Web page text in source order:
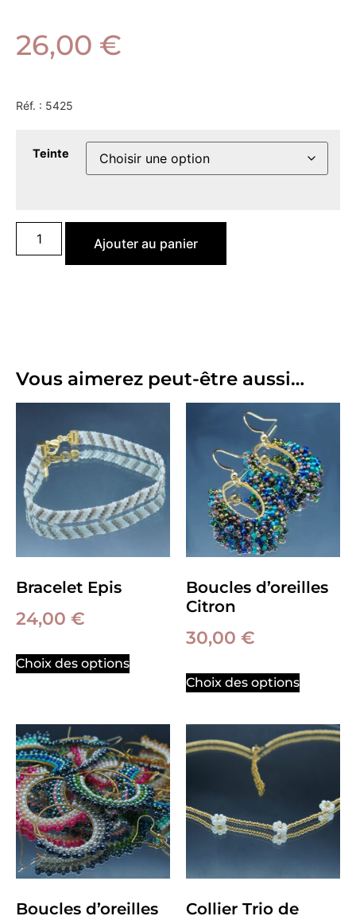
26,00 €
Réf. : 5425
Teinte
Ajouter au panier
Vous aimerez peut-être aussi…
Bracelet Epis
24,00 €
Choix des options
Boucles d’oreilles
Citron
30,00 €
Choix des options
Boucles d’oreilles Collier Trio de